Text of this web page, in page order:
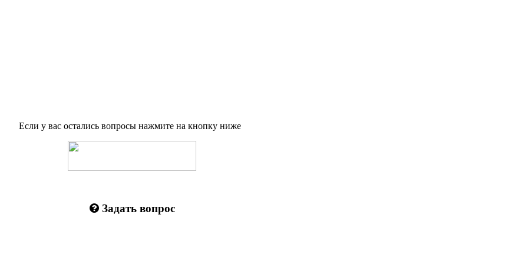
Если у вас остались вопросы нажмите на кнопку ниже
Задать вопрос